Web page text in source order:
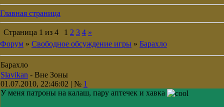
Главная страница
Страница 1 из 4 1 2 3 4 »
Форум » Свободное обсуждение игры » Барахло
Барахло
Slavikan - Вне Зоны
01.07.2010, 22:46:02 | № 1
У меня патроны на калаш, пару аптечек и хавка